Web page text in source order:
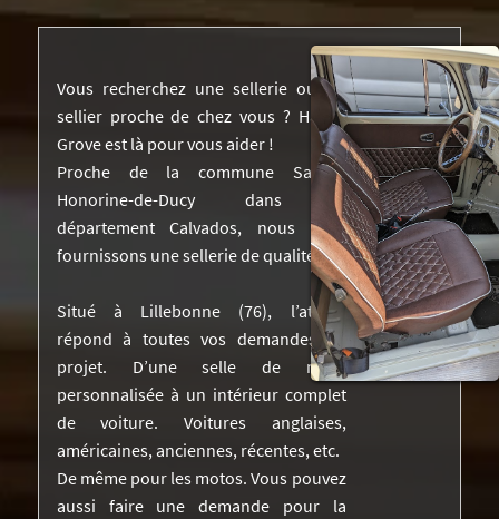
DIVERS
NOS RÉALISATIONS DANS LA PRESSE
DEVIS
VIDÉOS
CONTACTEZ-NOUS
Vous recherchez une sellerie ou un
sellier proche de chez vous ? Harley
Grove est là pour vous aider !
Proche de la commune Sainte-
Honorine-de-Ducy dans le
département Calvados, nous vous
fournissons une sellerie de qualité.
Situé à Lillebonne (76), l’atelier
répond à toutes vos demandes de
projet. D’une selle de moto
personnalisée à un intérieur complet
de voiture. Voitures anglaises,
américaines, anciennes, récentes, etc.
De même pour les motos. Vous pouvez
aussi faire une demande pour la